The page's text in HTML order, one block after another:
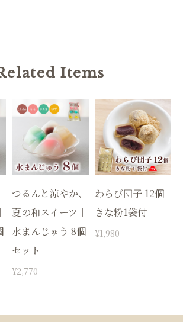
Items
つるんと涼やか、
夏の和スイーツ｜
水まんじゅう 8個
セット
¥2,770
わらび団子 12個
きな粉1袋付
¥1,980